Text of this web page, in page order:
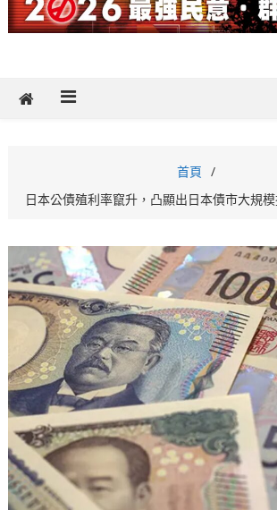
讓讀者有最多元和專業的選
首頁
日本公債殖利率竄升，凸顯出日本債市大規模